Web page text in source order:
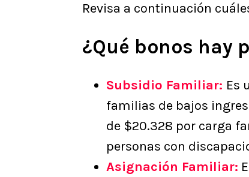
Revisa a continuación
¿Qué bonos hay
Subsidio Familiar: Es
familias de bajos
de $20.328 por carga
personas con
Asignación Familiar: